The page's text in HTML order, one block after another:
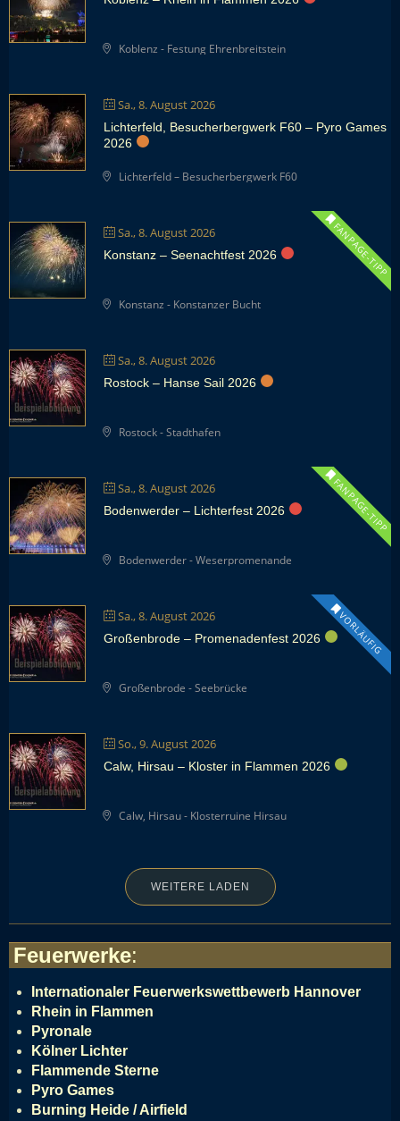
Koblenz - Festung Ehrenbreitstein
Sa., 8. August 2026
Lichterfeld, Besucherbergwerk F60 – Pyro Games
2026
Lichterfeld – Besucherbergwerk F60
Sa., 8. August 2026 FANPAGE-TIPP
Konstanz – Seenachtfest 2026
Konstanz - Konstanzer Bucht
Sa., 8. August 2026
Rostock – Hanse Sail 2026
Rostock - Stadthafen
Sa., 8. August 2026 FANPAGE-TIPP
Bodenwerder – Lichterfest 2026
Bodenwerder - Weserpromenande
Sa., 8. August 2026 VORLÄUFIG
Großenbrode – Promenadenfest 2026
Großenbrode - Seebrücke
So., 9. August 2026
Calw, Hirsau – Kloster in Flammen 2026
Calw, Hirsau - Klosterruine Hirsau
WEITERE LADEN
Feuerwerke:
Internationaler Feuerwerkswettbewerb Hannover
Rhein in Flammen
Pyronale
Kölner Lichter
Flammende Sterne
Pyro Games
Burning Heide / Airfield